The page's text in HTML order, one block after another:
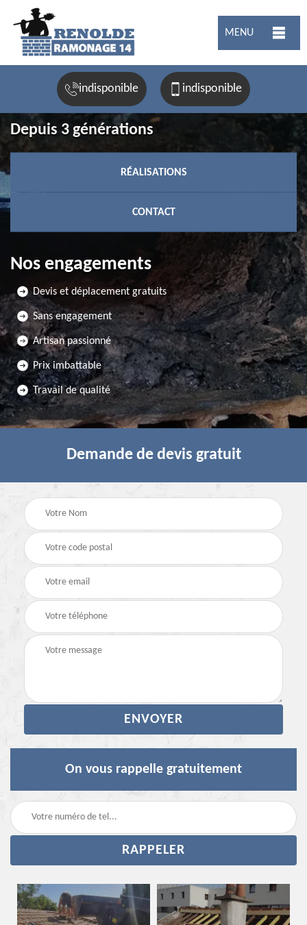
MENU
indisponible indisponible
Depuis 3 générations
RÉALISATIONS
CONTACT
Nos engagements
Devis et déplacement gratuits
Sans engagement
Artisan passionné
Prix imbattable
Travail de qualité
Demande de devis gratuit
On vous rappelle gratuitement